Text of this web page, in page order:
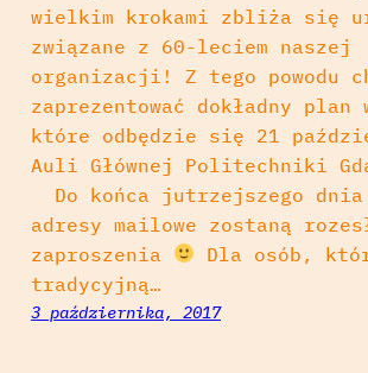
wielkim krokami zbliża się
związane z 60-leciem naszej
organizacji! Z tego powodu
zaprezentować dokładny plan
które odbędzie się 21
Auli Głównej Politechniki
Do końca jutrzejszego dnia
adresy mailowe zostaną
zaproszenia
Dla osób,
tradycyjną…
3 października, 2017